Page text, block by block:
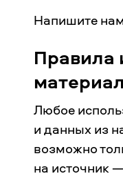
Напишите
Правила
Любое
и данных из
возможно
на источник